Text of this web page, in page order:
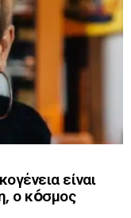
είναι
ο κóσμος